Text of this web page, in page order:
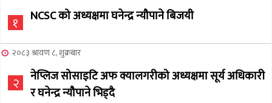
१ NCSC को अध्यक्षमा घनेन्द्र न्यौपाने बिजयी
२०८३ श्रावण ८, शुक्रबार
२
नेप्लिज सोसाइटि अफ क्यालगरीको अध्यक्षमा सूर्य अधिकारी
र घनेन्द्र न्यौपाने भिड्दै